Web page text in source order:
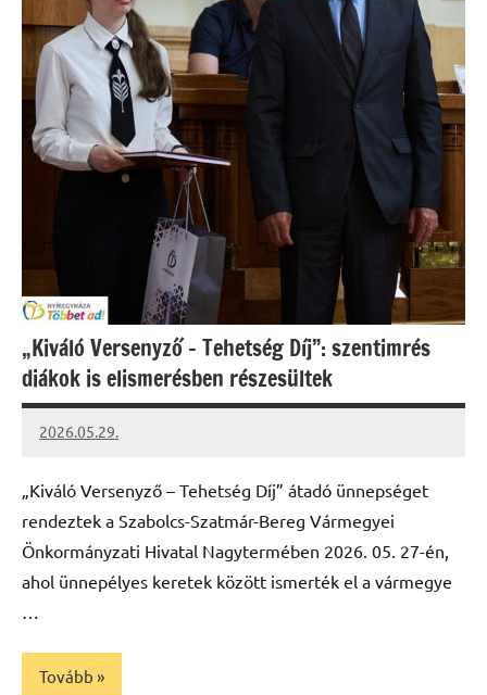
„Kiváló Versenyző – Tehetség Díj”: szentimrés
diákok is elismerésben részesültek
2026.05.29.
Leiszt
„Kiváló Versenyző – Tehetség Díj” átadó ünnepséget
rendeztek a Szabolcs-Szatmár-Bereg Vármegyei
Önkormányzati Hivatal Nagytermében 2026. 05. 27-én,
ahol ünnepélyes keretek között ismerték el a vármegye
Tovább